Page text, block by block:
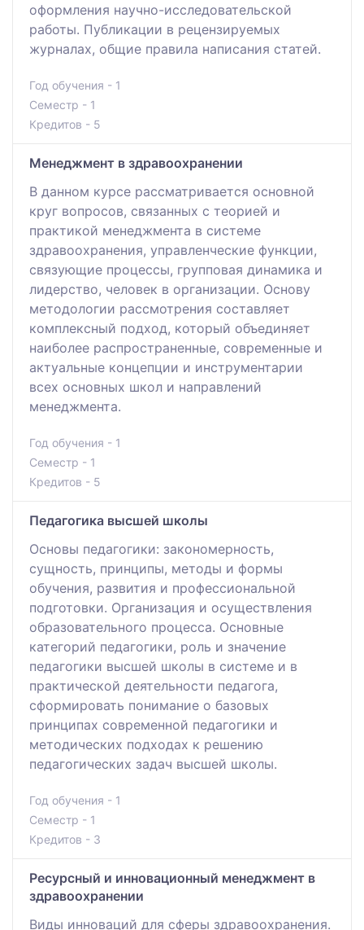
оформления научно-исследовательской
работы. Публикации в рецензируемых
журналах, общие правила написания статей.
Год обучения - 1
Семестр - 1
Кредитов - 5
Менеджмент в здравоохранении
В данном курсе рассматривается основной
круг вопросов, связанных с теорией и
практикой менеджмента в системе
здравоохранения, управленческие функции,
связующие процессы, групповая динамика и
лидерство, человек в организации. Основу
методологии рассмотрения составляет
комплексный подход, который объединяет
наиболее распространенные, современные и
актуальные концепции и инструментарии
всех основных школ и направлений
менеджмента.
Год обучения - 1
Семестр - 1
Кредитов - 5
Педагогика высшей школы
Основы педагогики: закономерность,
сущность, принципы, методы и формы
обучения, развития и профессиональной
подготовки. Организация и осуществления
образовательного процесса. Основные
категорий педагогики, роль и значение
педагогики высшей школы в системе и в
практической деятельности педагога,
сформировать понимание о базовых
принципах современной педагогики и
методических подходах к решению
педагогических задач высшей школы.
Год обучения - 1
Семестр - 1
Кредитов - 3
Ресурсный и инновационный менеджмент в
здравоохранении
Виды инноваций для сферы здравоохранения.